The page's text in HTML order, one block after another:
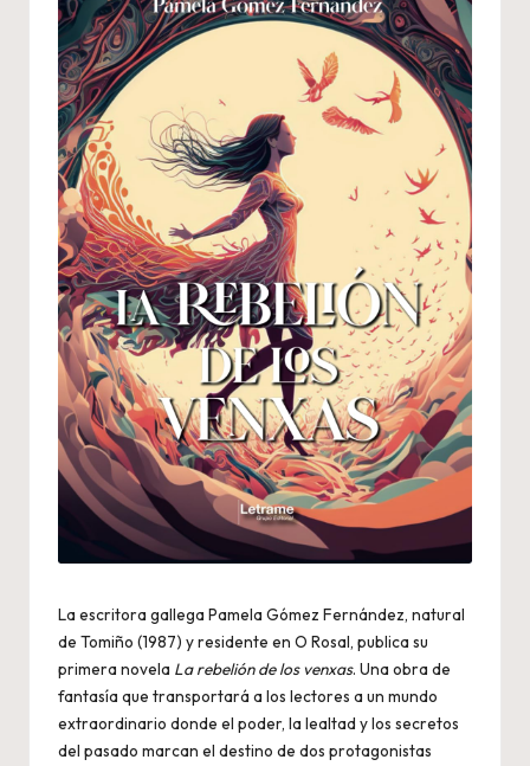
La escritora gallega Pamela Gómez Fernández, natural
de Tomiño (1987) y residente en O Rosal, publica su
primera novela La rebelión de los venxas. Una obra de
fantasía que transportará a los lectores a un mundo
extraordinario donde el poder, la lealtad y los secretos
del pasado marcan el destino de dos protagonistas